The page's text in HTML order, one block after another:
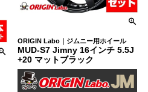
ORIGIN Labo｜ジムニー用ホイール
MUD-S7 Jimny 16インチ 5.5J
+20 マットブラック